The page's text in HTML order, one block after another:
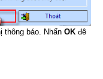
thông báo. Nhấn OK đê